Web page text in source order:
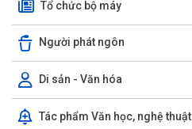
Tổ chức bộ máy
Người phát ngôn
Di sản - Văn hóa
Tác phẩm Văn học, nghệ thuật
tuần đầu tháng 8 năm 2026